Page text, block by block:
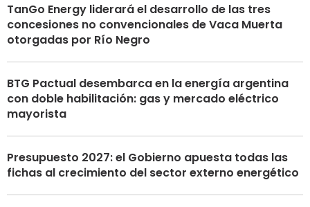
TanGo Energy liderará el desarrollo de las tres
concesiones no convencionales de Vaca Muerta
otorgadas por Río Negro
BTG Pactual desembarca en la energía argentina
con doble habilitación: gas y mercado eléctrico
mayorista
Presupuesto 2027: el Gobierno apuesta todas las
fichas al crecimiento del sector externo energético